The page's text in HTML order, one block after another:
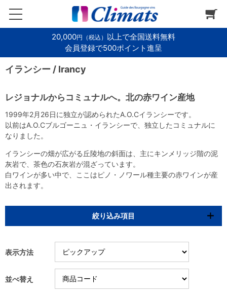
20,000円（税込） 以上で全国送料無料
会員登録で500ポイント進呈
イランシー / Irancy
レジョナルからコミュナルへ。北の赤ワイン産地
1999年2月26日に独立が認められたA.O.Cイランシーです。
以前はA.O.Cブルゴーニュ・イランシーで、独立したコミュナルに
なりました。
イランシーの畑が広がる丘陵地の斜面は、主にキンメリッジ階の泥
灰岩で、茶色の石灰岩が混ざっています。
白ワインが多い中で、ここはピノ・ノワール種主要の赤ワインが産
出されます。
絞り込み項目
表示方法
並べ替え